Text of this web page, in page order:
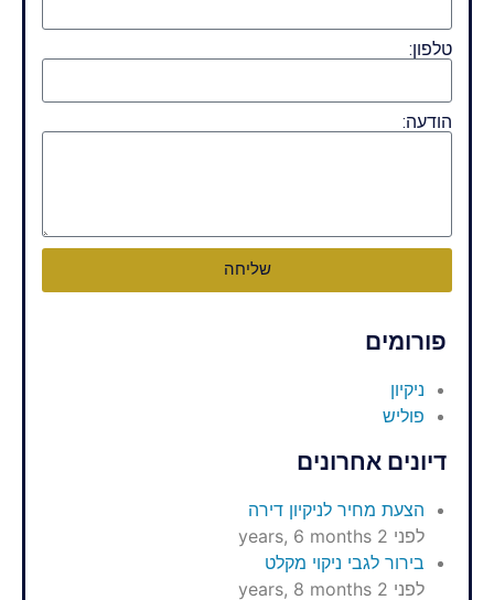
טלפון:
הודעה:
שליחה
פורומים
ניקיון
פוליש
דיונים אחרונים
הצעת מחיר לניקיון דירה
לפני 2 years, 6 months
בירור לגבי ניקוי מקלט
לפני 2 years, 8 months